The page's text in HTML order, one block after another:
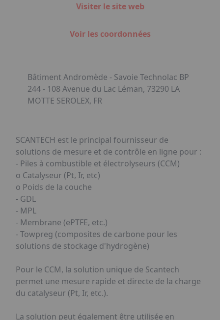
Visiter le site web
Voir les coordonnées
Bâtiment Andromède - Savoie Technolac BP
244 - 108 Avenue du Lac Léman, 73290 LA
MOTTE SEROLEX, FR
SCANTECH est le principal fournisseur de
solutions de mesure et de contrôle en ligne pour :
- Piles à combustible et électrolyseurs (CCM)
o Catalyseur (Pt, Ir, etc)
o Poids de la couche
- GDL
- MPL
- Membrane (ePTFE, etc.)
- Towpreg (composites de carbone pour les
solutions de stockage d'hydrogène)
Pour le CCM, la solution unique de Scantech
permet une mesure rapide et directe de la charge
du catalyseur (Pt, Ir, etc.).
La solution peut également être utilisée en